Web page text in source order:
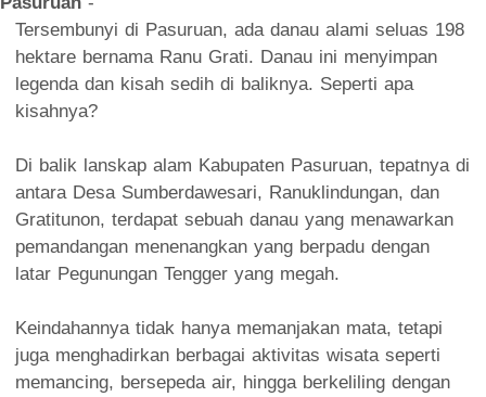
Tersembunyi di Pasuruan, ada danau alami seluas 198
hektare bernama Ranu Grati. Danau ini menyimpan
legenda dan kisah sedih di baliknya. Seperti apa
kisahnya?
Di balik lanskap alam Kabupaten Pasuruan, tepatnya di
antara Desa Sumberdawesari, Ranuklindungan, dan
Gratitunon, terdapat sebuah danau yang menawarkan
pemandangan menenangkan yang berpadu dengan
latar Pegunungan Tengger yang megah.
Keindahannya tidak hanya memanjakan mata, tetapi
juga menghadirkan berbagai aktivitas wisata seperti
memancing, bersepeda air, hingga berkeliling dengan